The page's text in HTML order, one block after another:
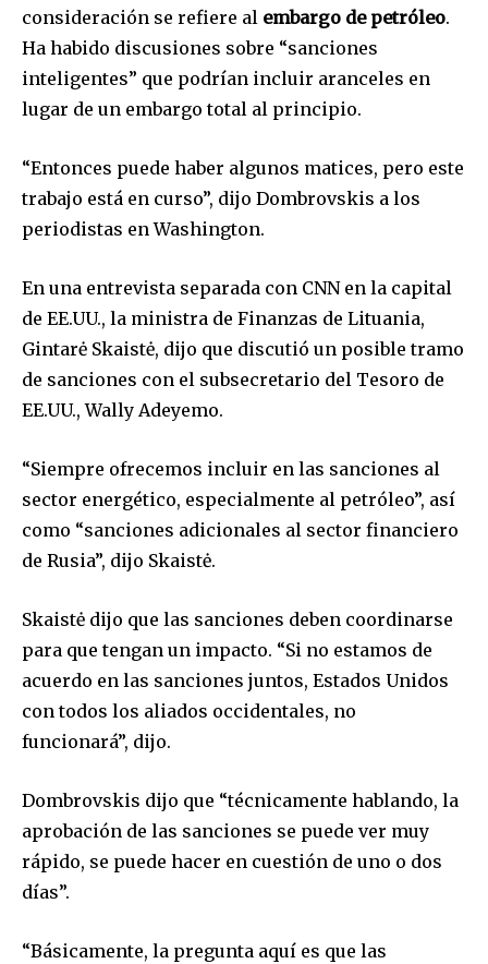
consideración se refiere al embargo de petróleo.
Ha habido discusiones sobre “sanciones
inteligentes” que podrían incluir aranceles en
lugar de un embargo total al principio.
“Entonces puede haber algunos matices, pero este
trabajo está en curso”, dijo Dombrovskis a los
periodistas en Washington.
En una entrevista separada con CNN en la capital
de EE.UU., la ministra de Finanzas de Lituania,
Gintarė Skaistė, dijo que discutió un posible tramo
de sanciones con el subsecretario del Tesoro de
EE.UU., Wally Adeyemo.
“Siempre ofrecemos incluir en las sanciones al
sector energético, especialmente al petróleo”, así
como “sanciones adicionales al sector financiero
de Rusia”, dijo Skaistė.
Skaistė dijo que las sanciones deben coordinarse
para que tengan un impacto. “Si no estamos de
acuerdo en las sanciones juntos, Estados Unidos
con todos los aliados occidentales, no
funcionará”, dijo.
Dombrovskis dijo que “técnicamente hablando, la
aprobación de las sanciones se puede ver muy
rápido, se puede hacer en cuestión de uno o dos
días”.
“Básicamente, la pregunta aquí es que las